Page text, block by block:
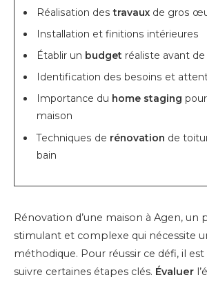
Réalisation destravauxde gros
Installation et finitions intérieures
Établir un budget réaliste avant
Identification des besoins et
Importance du home staging
maison
Techniques de rénovation de
bain
Rénovation d’une maison à Agen, un
stimulant et complexe qui nécessite
méthodique. Pour réussir ce défi, il
suivre certaines étapes clés. Évaluer